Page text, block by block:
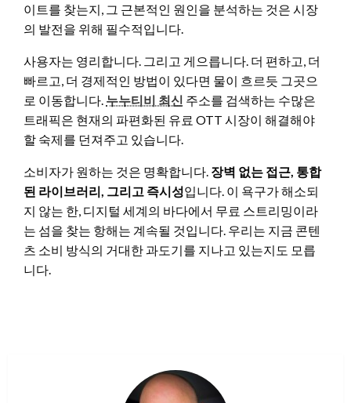
이트를 찾는지, 그 근본적인 원인을 분석하는 것은 시장
의 발전을 위해 필수적입니다.
사용자는 영리합니다. 그리고 게으릅니다. 더 편하고, 더
빠르고, 더 경제적인 방법이 있다면 물이 흐르듯 그곳으
로 이동합니다. 누누티비 최신 주소를 검색하는 수많은
트래픽은 현재의 파편화된 유료 OTT 시장이 해결해야
할 숙제를 던져주고 있습니다.
소비자가 원하는 것은 명확합니다. 장벽 없는 접근, 통합
된 라이브러리, 그리고 즉시성입니다. 이 욕구가 해소되
지 않는 한, 디지털 세계의 바다에서 무료 스트리밍이라
는 섬을 찾는 항해는 계속될 것입니다. 우리는 지금 콘텐
츠 소비 방식의 거대한 과도기를 지나고 있는지도 모릅
니다.